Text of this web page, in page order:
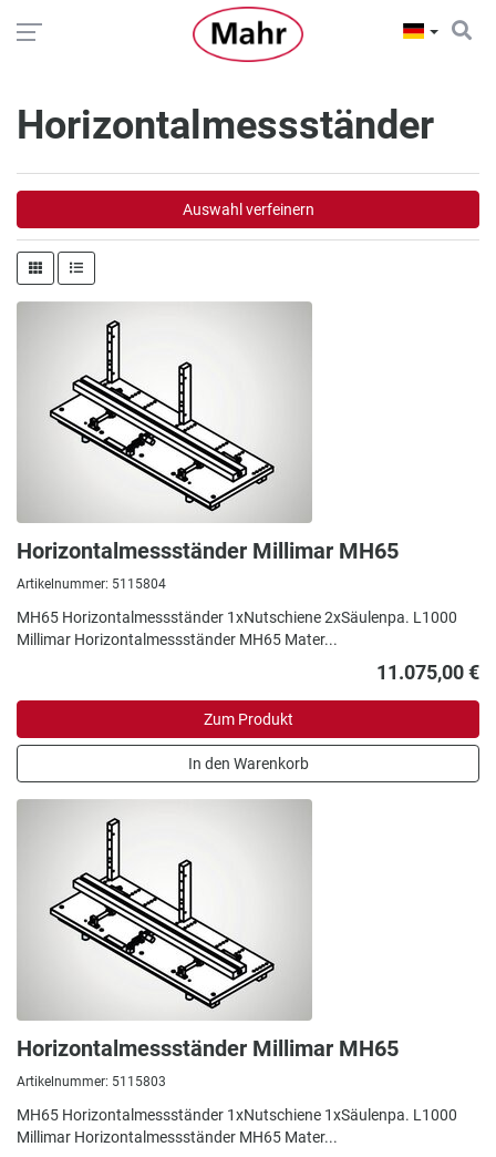
Horizontalmessständer
Auswahl verfeinern
Horizontalmessständer Millimar MH65
Artikelnummer: 5115804
MH65 Horizontalmessständer 1xNutschiene 2xSäulenpa. L1000
Millimar Horizontalmessständer MH65 Mater...
11.075,00 €
Zum Produkt
In den Warenkorb
Horizontalmessständer Millimar MH65
Artikelnummer: 5115803
MH65 Horizontalmessständer 1xNutschiene 1xSäulenpa. L1000
Millimar Horizontalmessständer MH65 Mater...